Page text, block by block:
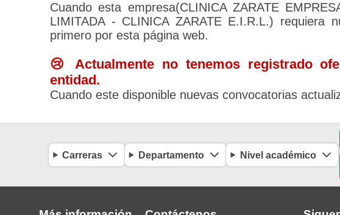
Cuando esta empresa(CLINICA ZARATE
LIMITADA - CLINICA ZARATE E.I.R.L.) requiera
primero por esta página web.
😢 Actualmente no tenemos registrado
entidad.
Cuando este disponible nuevas convocatorias
Carreras Departamento Nivel académico